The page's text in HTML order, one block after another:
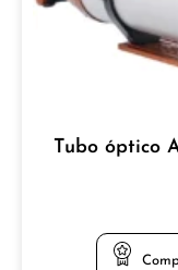
Tubo óptico